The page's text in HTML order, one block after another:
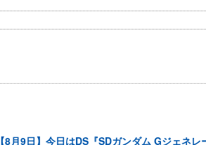
【8月9日】今日はDS『SDガンダム Gジェネ